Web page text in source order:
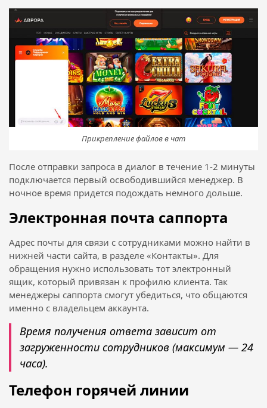
Прикрепление файлов в чат
После отправки запроса в диалог в течение 1-2 минуты
подключается первый освободившийся менеджер. В
ночное время придется подождать немного дольше.
Электронная почта саппорта
Адрес почты для связи с сотрудниками можно найти в
нижней части сайта, в разделе «Контакты». Для
обращения нужно использовать тот электронный
ящик, который привязан к профилю клиента. Так
менеджеры саппорта смогут убедиться, что общаются
именно с владельцем аккаунта.
Время получения ответа зависит от
загруженности сотрудников (максимум — 24
часа).
Телефон горячей линии